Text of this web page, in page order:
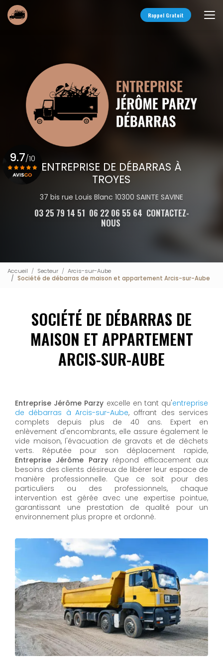
Aller
au
contenu
Rappel Gratuit
ENTREPRISE DE DÉBARRAS À
TROYES
37 bis rue Louis Blanc 10300 SAINTE SAVINE
03 25 79 14 51 06 22 06 55 64 CONTACTEZ-
NOUS
9.7/10
Accueil Secteur
Arcis-sur-Aube
Société de débarras de maison et appartement Arcis-sur-Aube
SOCIÉTÉ DE DÉBARRAS DE
MAISON ET APPARTEMENT
ARCIS-SUR-AUBE
Entreprise Jérôme Parzy excelle en tant qu'entreprise
de débarras à Arcis-sur-Aube, offrant des services
complets depuis plus de 40 ans. Expert en
enlèvement d'encombrants, elle assure également le
vide maison, l'évacuation de gravats et de déchets
verts. Réputée pour son déplacement rapide,
Entreprise Jérôme Parzyrépond efficacement aux
besoins des clients désireux de libérer leur espace de
manière professionnelle. Que ce soit pour des
particuliers ou des professionnels, chaque
intervention est gérée avec une expertise pointue,
garantissant une prestation de qualité pour un
environnement plus propre et ordonné.